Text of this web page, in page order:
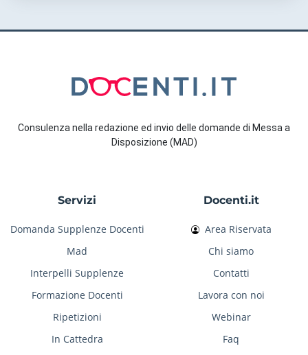
Consulenza nella redazione ed invio delle domande di Messa a
Disposizione (MAD)
Servizi
Domanda Supplenze Docenti
Mad
Interpelli Supplenze
Formazione Docenti
Ripetizioni
In Cattedra
Docenti.it
Area Riservata
Chi siamo
Contatti
Lavora con noi
Webinar
Faq